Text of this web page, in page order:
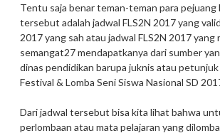
Tentu saja benar teman-teman para pejuang
tersebut adalah jadwal FLS2N 2017 yang
2017 yang sah atau jadwal FLS2N 2017 yang
semangat27 mendapatkanya dari sumber
dinas pendidikan barupa juknis atau petunjuk
Festival & Lomba Seni Siswa Nasional SD
Dari jadwal tersebut bisa kita lihat bahwa
perlombaan atau mata pelajaran yang